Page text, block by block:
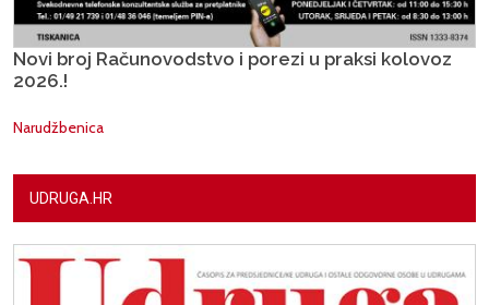
Novi broj Računovodstvo i porezi u praksi kolovoz
2026.!
Narudžbenica
UDRUGA.HR